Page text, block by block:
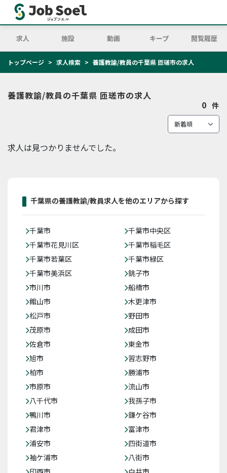
求人 施設 動画 キープ 閲覧履歴
トップページ 求人検索 養護教諭/教員の千葉県 匝瑳市の求人
養護教諭/教員の千葉県 匝瑳市の求人
0 件
求人は見つかりませんでした。
千葉県の養護教諭/教員求人を他のエリアから探す
千葉市
千葉市中央区
千葉市花見川区
千葉市稲毛区
千葉市若葉区
千葉市緑区
千葉市美浜区
銚子市
市川市
船橋市
館山市
木更津市
松戸市
野田市
茂原市
成田市
佐倉市
東金市
旭市
習志野市
柏市
勝浦市
市原市
流山市
八千代市
我孫子市
鴨川市
鎌ケ谷市
君津市
富津市
浦安市
四街道市
袖ケ浦市
八街市